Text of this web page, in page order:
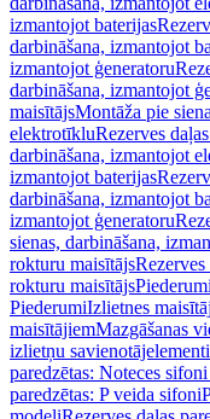
izmantojot baterijas
darbināšana, izmantojot
izmantojot ģeneratoru
darbināšana, izmantojot
maisītājsMontāža pie
elektrotīkluRezerves
darbināšana, izmantojot
izmantojot baterijas
darbināšana, izmantojot
izmantojot ģeneratoru
sienas, darbināšana,
rokturu maisītājs
rokturu maisītājsPiederumi
PiederumiIzlietnes
maisītājiemMazgāšanas
izlietņu savienotājelementi
paredzētas: Noteces
paredzētas: P veida sifoni